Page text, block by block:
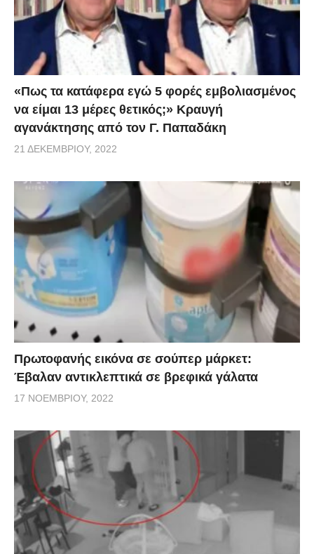
«Πως τα κατάφερα εγώ 5 φορές εμβoλιασμένος
να είμαι 13 μέρες θετικός;» Κραυγή
αγανάκτησης από τον Γ. Παπαδάκη
21 ΔΕΚΕΜΒΡΊΟΥ, 2022
Πρωτοφανής εικόνα σε σούπερ μάρκετ:
Έβαλαν αντικλεπτικά σε βρεφικά γάλατα
17 ΝΟΕΜΒΡΊΟΥ, 2022